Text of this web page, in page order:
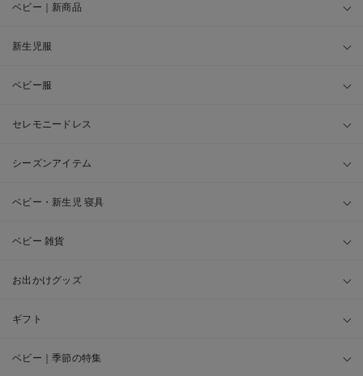
ベビー｜新商品
新生児服
ベビー服
セレモニードレス
シーズンアイテム
ベビー・新生児 寝具
ベビー 雑貨
お出かけグッズ
ギフト
ベビー｜季節の特集